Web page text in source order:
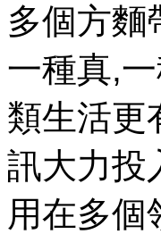
多個方麵
一種真,
類生活更
訊大力投
用在多個